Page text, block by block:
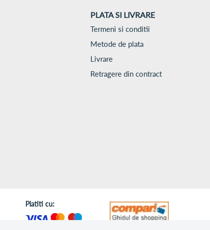
PLATA SI LIVRARE
Termeni si conditii
Metode de plata
Livrare
Retragere din contract
Platiti cu: